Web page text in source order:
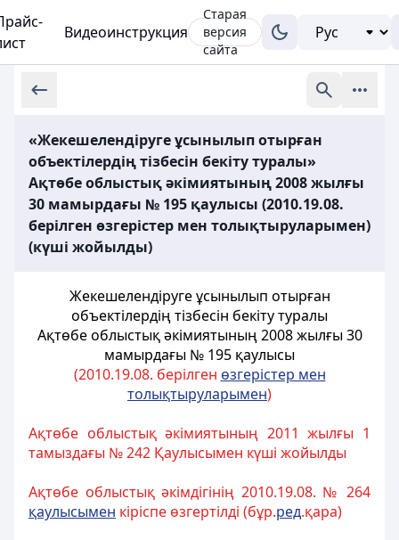
Видеоинструкция
Старая
версия
сайта
«Жекешелендіруге ұсынылып отырған
объектілердің тізбесін бекіту туралы»
Ақтөбе облыстық әкімиятының 2008 жылғы
30 мамырдағы № 195 қаулысы (2010.19.08.
берілген өзгерістер мен толықтыруларымен)
(күші жойылды)
Жекешелендіруге ұсынылып отырған
объектілердің тізбесін бекіту туралы
Ақтөбе облыстық әкімиятының 2008 жылғы 30
мамырдағы № 195 қаулысы
(2010.19.08. берілген өзгерістер мен
толықтыруларымен)
Ақтөбе облыстық әкімиятының 2011 жылғы 1
тамыздағы № 242 Қаулысымен күші жойылды
Ақтөбе облыстық әкімдігінің 2010.19.08. № 264
қаулысымен кіріспе өзгертілді (бұр.ред.қара)